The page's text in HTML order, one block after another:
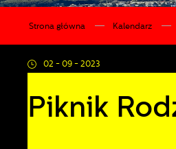
Strona główna Kalendarz
02 - 09 - 2023
Piknik